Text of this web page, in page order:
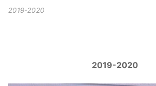
2019-2020
2019-2020